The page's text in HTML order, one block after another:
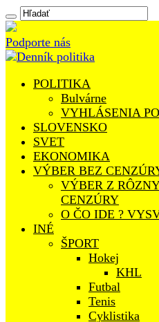
Podporte nás
POLITIKA
Bulvárne
VYHLÁSENIA
SLOVENSKO
SVET
EKONOMIKA
VÝBER BEZ
VÝBER Z
CENZÚRY
O ČO IDE ?
INÉ
ŠPORT
Hokej
KHL
Futbal
Tenis
Cyklistika